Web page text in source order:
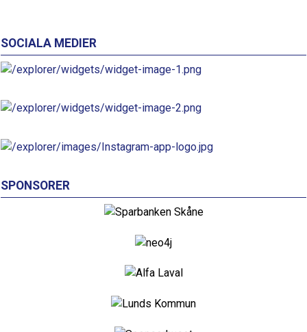
SOCIALA MEDIER
SPONSORER